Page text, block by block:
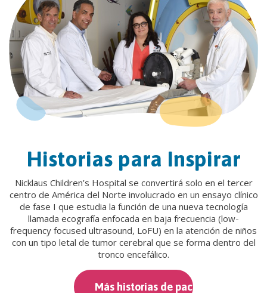
Historias para Inspirar
Nicklaus Children’s Hospital se convertirá solo en el tercer
centro de América del Norte involucrado en un ensayo clínico
de fase I que estudia la función de una nueva tecnología
llamada ecografía enfocada en baja frecuencia (low-
frequency focused ultrasound, LoFU) en la atención de niños
con un tipo letal de tumor cerebral que se forma dentro del
tronco encefálico.
Más historias de pacientes